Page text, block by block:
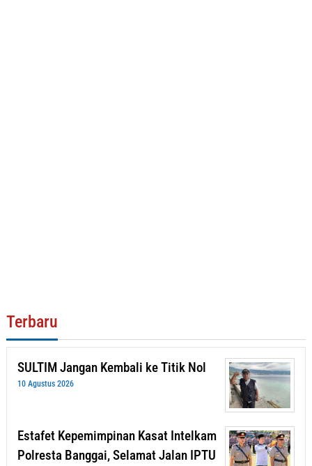
Terbaru
SULTIM Jangan Kembali ke Titik Nol
10 Agustus 2026
Estafet Kepemimpinan Kasat Intelkam
Polresta Banggai, Selamat Jalan IPTU